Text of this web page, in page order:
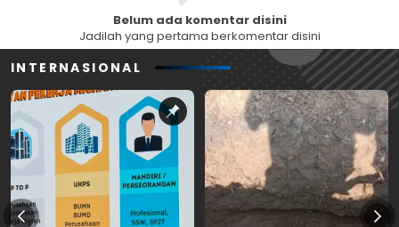
Belum ada komentar disini
Jadilah yang pertama berkomentar disini
INTERNASIONAL